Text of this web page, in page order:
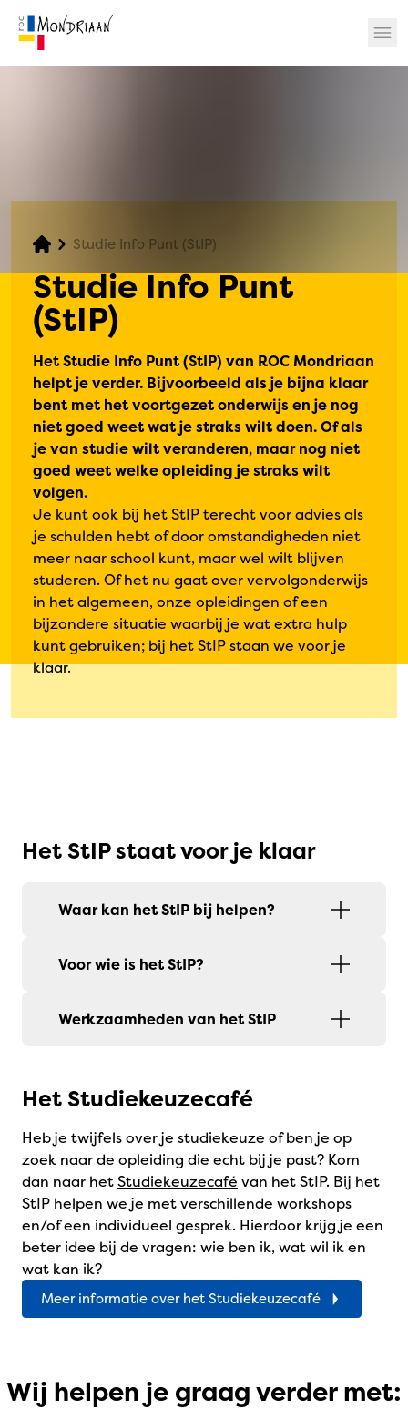
Studie Info Punt (StIP)
Studie Info Punt
(StIP)
Het Studie Info Punt (StIP) van ROC Mondriaan
helpt je verder. Bijvoorbeeld als je bijna klaar
bent met het voortgezet onderwijs en je nog
niet goed weet wat je straks wilt doen. Of als
je van studie wilt veranderen, maar nog niet
goed weet welke opleiding je straks wilt
volgen.
Je kunt ook bij het StIP terecht voor advies als
je schulden hebt of door omstandigheden niet
meer naar school kunt, maar wel wilt blijven
studeren. Of het nu gaat over vervolgonderwijs
in het algemeen, onze opleidingen of een
bijzondere situatie waarbij je wat extra hulp
kunt gebruiken; bij het StIP staan we voor je
klaar.
Het StIP staat voor je klaar
Waar kan het StIP bij helpen?
Voor wie is het StIP?
Werkzaamheden van het StIP
Het Studiekeuzecafé
Heb je twijfels over je studiekeuze of ben je op
zoek naar de opleiding die echt bij je past? Kom
dan naar hetStudiekeuzecafé van het StIP. Bij het
StIP helpen we je met verschillende workshops
en/of een individueel gesprek. Hierdoor krijg je een
beter idee bij de vragen: wie ben ik, wat wil ik en
wat kan ik?
Meer informatie over het Studiekeuzecafé
Wij helpen je graag verder met: